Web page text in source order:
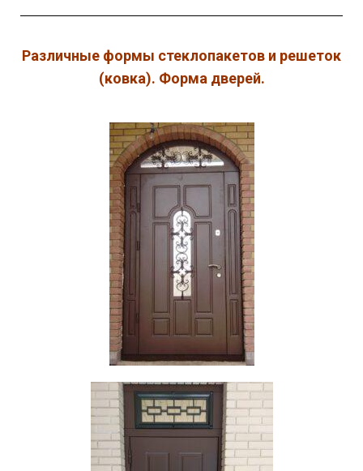
Различные формы стеклопакетов и решеток
(ковка). Форма дверей.